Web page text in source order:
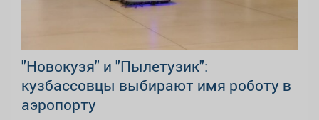
"Новокузя" и "Пылетузик":
кузбассовцы выбирают имя роботу в
аэропорту